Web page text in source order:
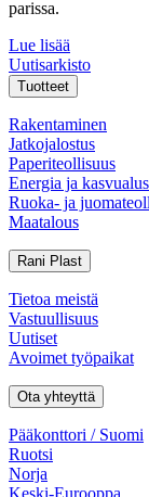
parissa.
Lue lisää
Uutisarkisto
Tuotteet
Rakentaminen
Jatkojalostus
Paperiteollisuus
Energia ja
Ruoka- ja
Maatalous
Rani Plast
Tietoa meistä
Vastuullisuus
Uutiset
Avoimet työpaikat
Ota yhteyttä
Pääkonttori / Suomi
Ruotsi
Norja